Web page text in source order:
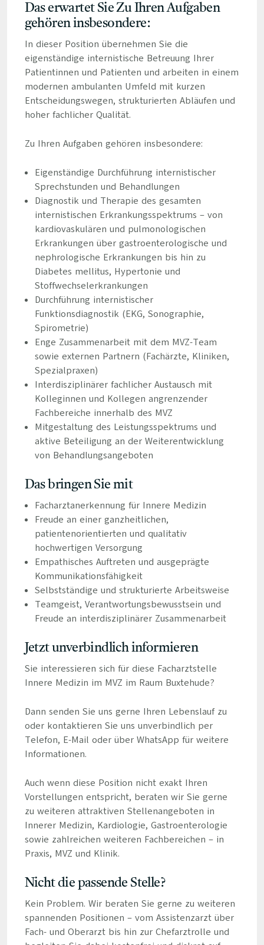
Das erwartet Sie Zu Ihren Aufgaben
gehören insbesondere:
In dieser Position übernehmen Sie die
eigenständige internistische Betreuung Ihrer
Patientinnen und Patienten und arbeiten in einem
modernen ambulanten Umfeld mit kurzen
Entscheidungswegen, strukturierten Abläufen und
hoher fachlicher Qualität.
Zu Ihren Aufgaben gehören insbesondere:
Eigenständige Durchführung internistischer
Sprechstunden und Behandlungen
Diagnostik und Therapie des gesamten
internistischen Erkrankungsspektrums – von
kardiovaskulären und pulmonologischen
Erkrankungen über gastroenterologische und
nephrologische Erkrankungen bis hin zu
Diabetes mellitus, Hypertonie und
Stoffwechselerkrankungen
Durchführung internistischer
Funktionsdiagnostik (EKG, Sonographie,
Spirometrie)
Enge Zusammenarbeit mit dem MVZ-Team
sowie externen Partnern (Fachärzte, Kliniken,
Spezialpraxen)
Interdisziplinärer fachlicher Austausch mit
Kolleginnen und Kollegen angrenzender
Fachbereiche innerhalb des MVZ
Mitgestaltung des Leistungsspektrums und
aktive Beteiligung an der Weiterentwicklung
von Behandlungsangeboten
Das bringen Sie mit
Facharztanerkennung für Innere Medizin
Freude an einer ganzheitlichen,
patientenorientierten und qualitativ
hochwertigen Versorgung
Empathisches Auftreten und ausgeprägte
Kommunikationsfähigkeit
Selbstständige und strukturierte Arbeitsweise
Teamgeist, Verantwortungsbewusstsein und
Freude an interdisziplinärer Zusammenarbeit
Jetzt unverbindlich informieren
Sie interessieren sich für diese Facharztstelle
Innere Medizin im MVZ im Raum Buxtehude?
Dann senden Sie uns gerne Ihren Lebenslauf zu
oder kontaktieren Sie uns unverbindlich per
Telefon, E-Mail oder über WhatsApp für weitere
Informationen.
Auch wenn diese Position nicht exakt Ihren
Vorstellungen entspricht, beraten wir Sie gerne
zu weiteren attraktiven Stellenangeboten in
Innerer Medizin, Kardiologie, Gastroenterologie
sowie zahlreichen weiteren Fachbereichen – in
Praxis, MVZ und Klinik.
Nicht die passende Stelle?
Kein Problem. Wir beraten Sie gerne zu weiteren
spannenden Positionen – vom Assistenzarzt über
Fach- und Oberarzt bis hin zur Chefarztrolle und